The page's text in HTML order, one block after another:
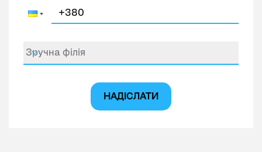
Зручна філія
НАДІСЛАТИ